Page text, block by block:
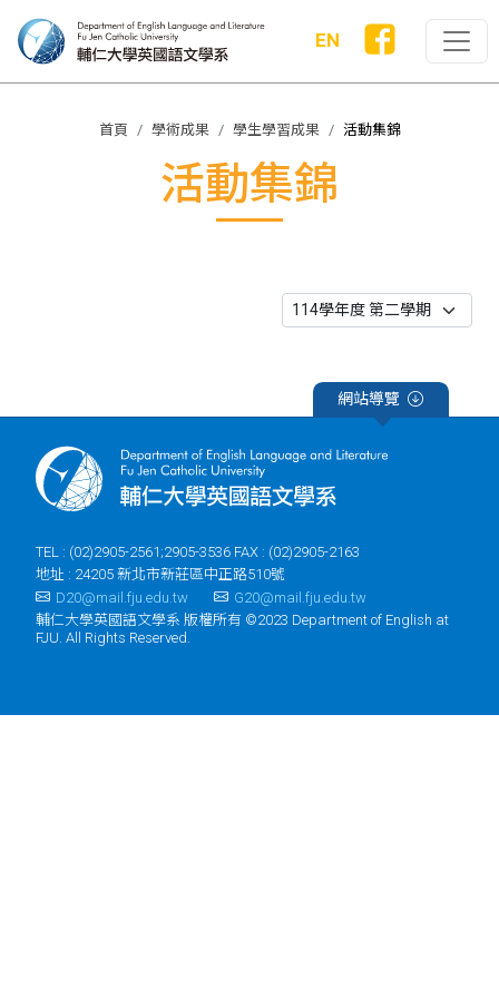
EN
首頁 學術成果 學生學習成果 活動集錦
活動集錦
網站導覽
TEL : (02)2905-2561;2905-3536 FAX : (02)2905-2163
地址 : 24205 新北市新莊區中正路510號
D20@mail.fju.edu.tw
G20@mail.fju.edu.tw
輔仁大學英國語文學系 版權所有 ©2023 Department of English at
FJU. All Rights Reserved.